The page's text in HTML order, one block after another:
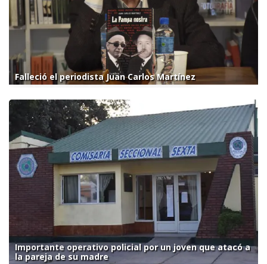
Falleció el periodista Juan Carlos Martínez
Importante operativo policial por un joven que atacó a
la pareja de su madre